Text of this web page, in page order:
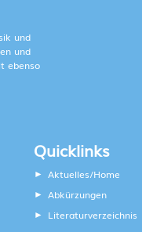
und
und
ebenso
Quicklinks
Aktuelles/Home
Abkürzungen
Literaturverzeichnis